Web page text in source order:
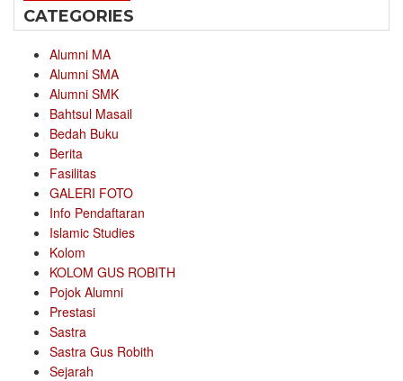
CATEGORIES
Alumni MA
Alumni SMA
Alumni SMK
Bahtsul Masail
Bedah Buku
Berita
Fasilitas
GALERI FOTO
Info Pendaftaran
Islamic Studies
Kolom
KOLOM GUS ROBITH
Pojok Alumni
Prestasi
Sastra
Sastra Gus Robith
Sejarah